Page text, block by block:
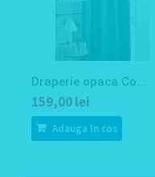
Draperie opaca Co...
159,00 lei
Adauga In cos